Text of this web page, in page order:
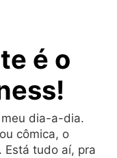
é o
dia-a-dia.
cômica, o
Está tudo aí, pra